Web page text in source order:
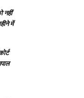
नहीं
में